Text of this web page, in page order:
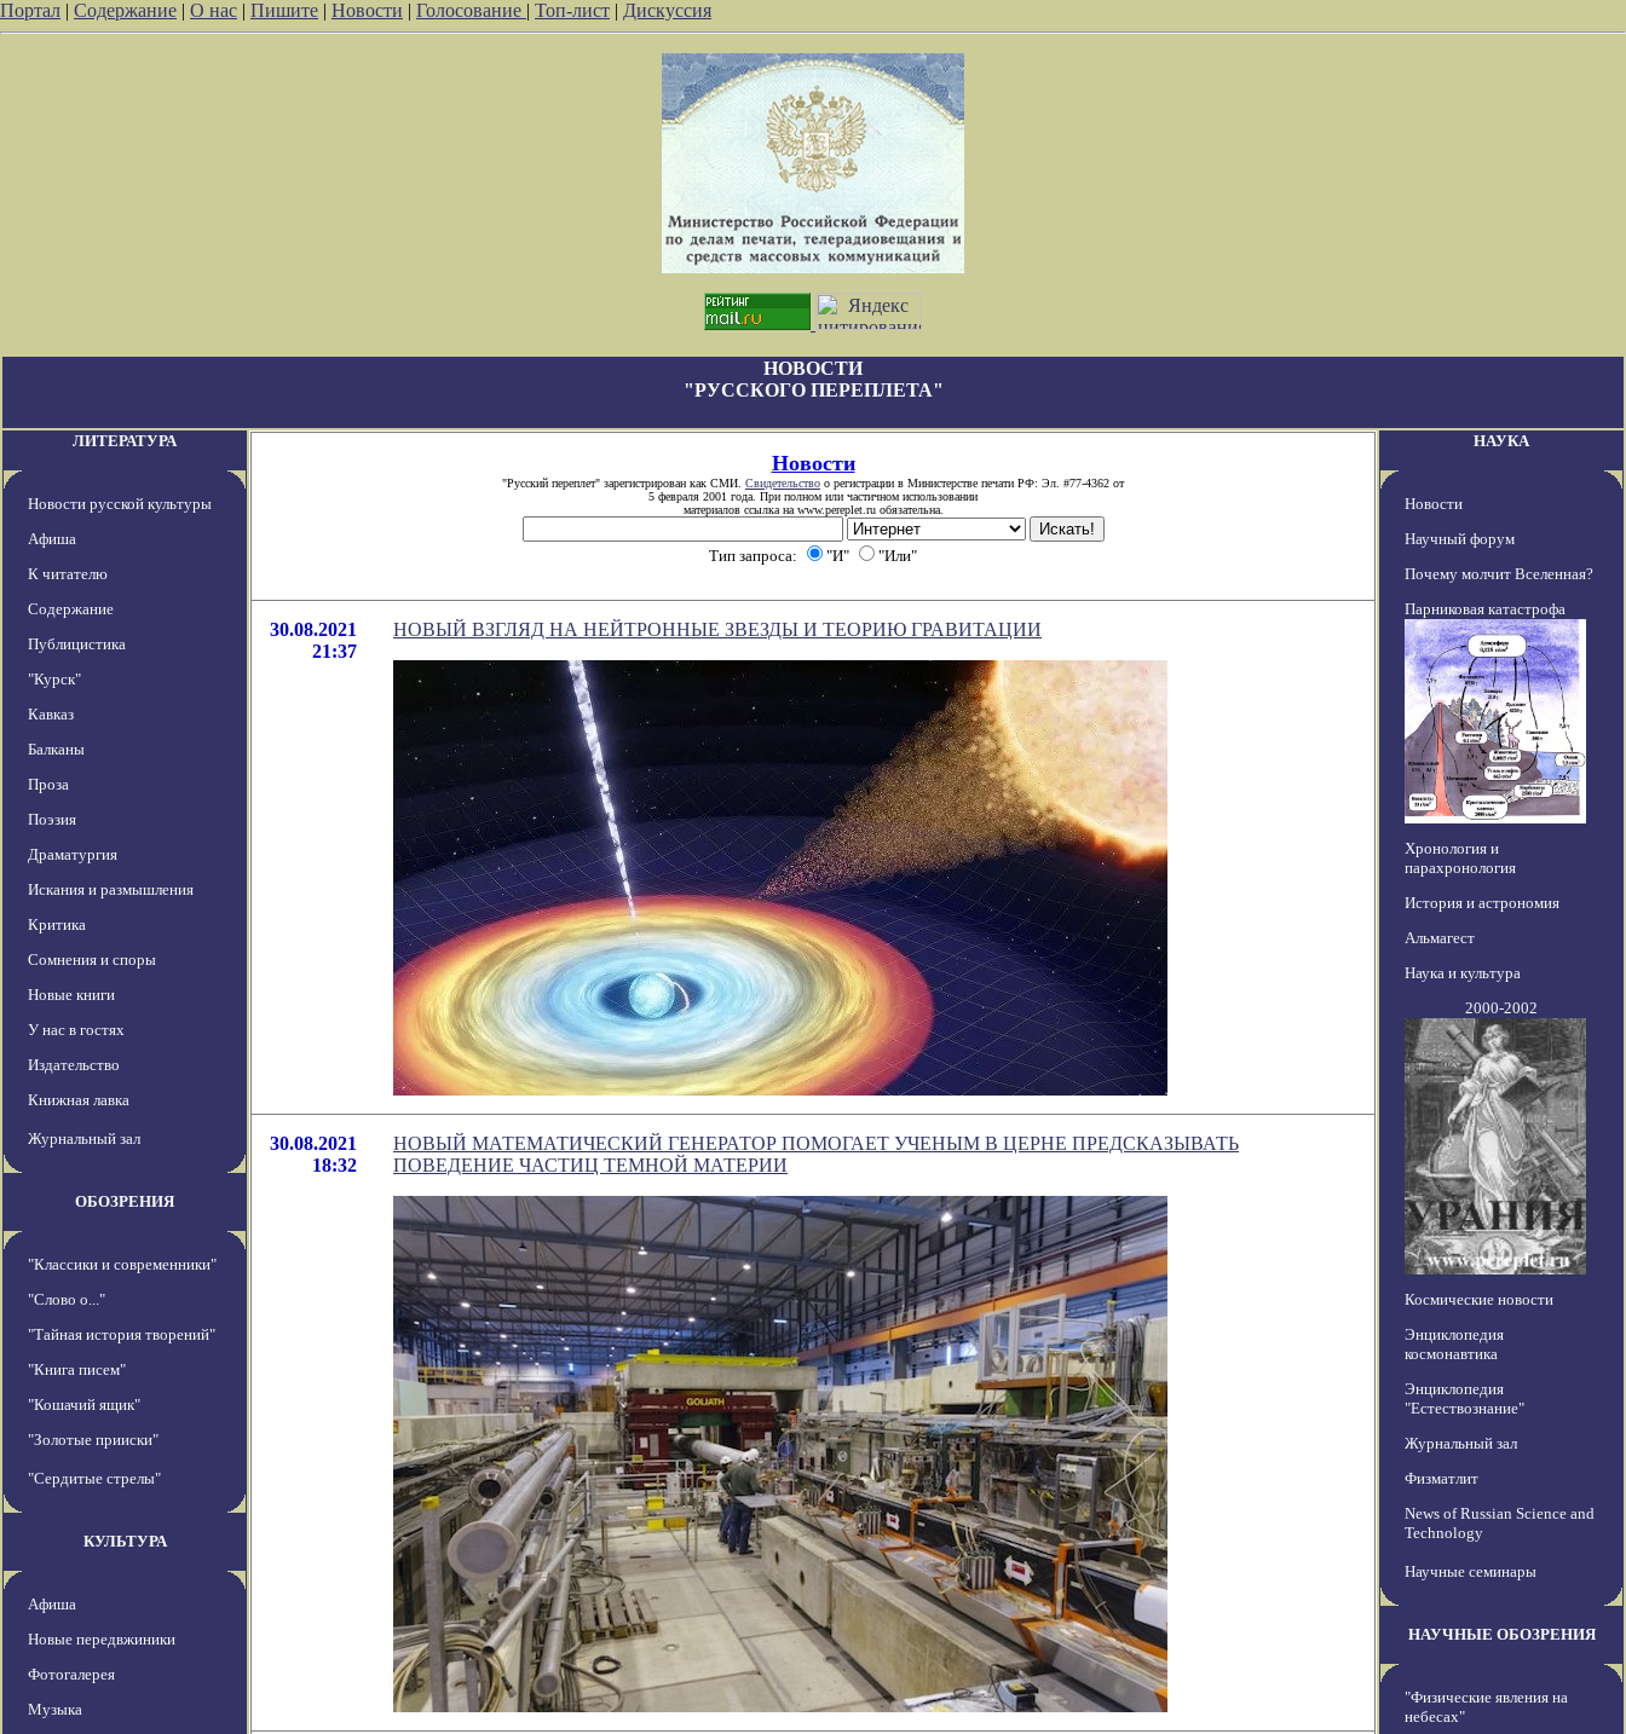
Портал | Содержание | О нас | Пишите | Новости | Голосование | Топ-лист | Дискуссия
НОВОСТИ
"РУССКОГО ПЕРЕПЛЕТА"
ЛИТЕРАТУРА
Новости русской культуры
Афиша
К читателю
Содержание
Публицистика
"Курск"
Кавказ
Балканы
Проза
Поэзия
Драматургия
Искания и размышления
Критика
Сомнения и споры
Новые книги
У нас в гостях
Издательство
Книжная лавка
Журнальный зал
ОБОЗРЕНИЯ
"Классики и современники"
"Слово о..."
"Тайная история творений"
"Книга писем"
"Кошачий ящик"
"Золотые прииски"
"Сердитые стрелы"
КУЛЬТУРА
Афиша
Новые передвжиники
Фотогалерея
Музыка
Новости
"Русский переплет" зарегистрирован как СМИ. Свидетельство о регистрации в Министерстве печати РФ: Эл. #77-4362 от
5 февраля 2001 года. При полном или частичном использовании
материалов ссылка на www.pereplet.ru обязательна.
Тип запроса: "И" "Или"
30.08.2021
21:37
НОВЫЙ ВЗГЛЯД НА НЕЙТРОННЫЕ ЗВЕЗДЫ И ТЕОРИЮ ГРАВИТАЦИИ
30.08.2021
18:32
НОВЫЙ МАТЕМАТИЧЕСКИЙ ГЕНЕРАТОР ПОМОГАЕТ УЧЕНЫМ В ЦЕРНЕ ПРЕДСКАЗЫВАТЬ
ПОВЕДЕНИЕ ЧАСТИЦ ТЕМНОЙ МАТЕРИИ
НАУКА
Новости
Научный форум
Почему молчит Вселенная?
Парниковая катастрофа
Хронология и
парахронология
История и астрономия
Альмагест
Наука и культура
2000-2002
Космические новости
Энциклопедия
космонавтика
Энциклопедия
"Естествознание"
Журнальный зал
Физматлит
News of Russian Science and
Technology
Научные семинары
НАУЧНЫЕ ОБОЗРЕНИЯ
"Физические явления на
небесах"